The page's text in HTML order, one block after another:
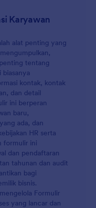
Karyawan
alat penting yang
tentang
kontak, kontak
dan detail
ini berperan
baru,
ada, dan
HR serta
formulir ini
dan pendaftaran
tahunan dan audit
bagi
bisnis.
Formulir
yang lancar dan